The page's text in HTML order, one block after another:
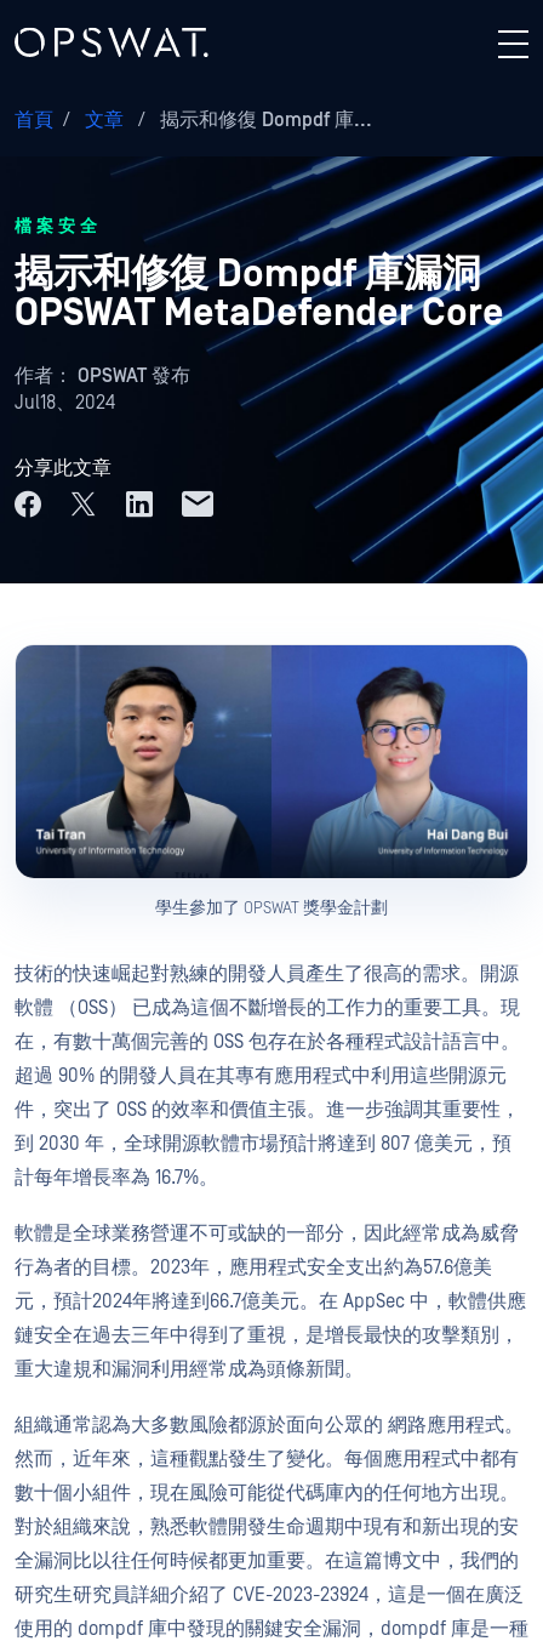
首頁 / 文章 / 揭示和修復 Dompdf 庫...
檔案安全
揭示和修復 Dompdf 庫漏洞
OPSWAT MetaDefender Core
作者： OPSWAT 發布
Jul18、2024
分享此文章
學生參加了 OPSWAT 獎學金計劃
技術的快速崛起對熟練的開發人員產生了很高的需求。開源
軟體 （OSS） 已成為這個不斷增長的工作力的重要工具。現
在，有數十萬個完善的 OSS 包存在於各種程式設計語言中。
超過 90% 的開發人員在其專有應用程式中利用這些開源元
件，突出了 OSS 的效率和價值主張。進一步強調其重要性，
到 2030 年，全球開源軟體市場預計將達到 807 億美元，預
計每年增長率為 16.7%。
軟體是全球業務營運不可或缺的一部分，因此經常成為威脅
行為者的目標。2023年，應用程式安全支出約為57.6億美
元，預計2024年將達到66.7億美元。在 AppSec 中，軟體供應
鏈安全在過去三年中得到了重視，是增長最快的攻擊類別，
重大違規和漏洞利用經常成為頭條新聞。
組織通常認為大多數風險都源於面向公眾的 網路應用程式。
然而，近年來，這種觀點發生了變化。每個應用程式中都有
數十個小組件，現在風險可能從代碼庫內的任何地方出現。
對於組織來說，熟悉軟體開發生命週期中現有和新出現的安
全漏洞比以往任何時候都更加重要。在這篇博文中，我們的
研究生研究員詳細介紹了 CVE-2023-23924，這是一個在廣泛
使用的 dompdf 庫中發現的關鍵安全漏洞，dompdf 庫是一種